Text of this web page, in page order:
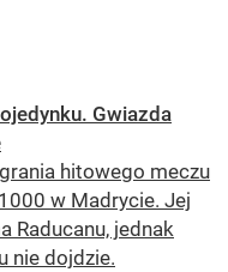
Gwiazda
hitowego meczu
w Madrycie. Jej
Raducanu, jednak
nie dojdzie.